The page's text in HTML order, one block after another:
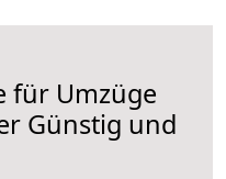
für Umzüge
Günstig und